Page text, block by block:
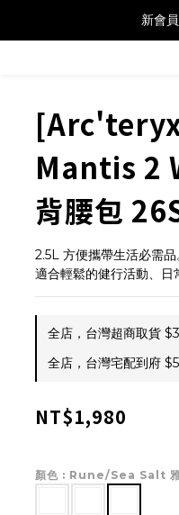
新會
Mantis 2
背腰包
2.5L 方便攜帶生活必需品
適合輕鬆的健行活動、日
全店，台灣超商取貨
全店，台灣宅配到府
NT$1,980
顏色 : Rune/Sea Salt